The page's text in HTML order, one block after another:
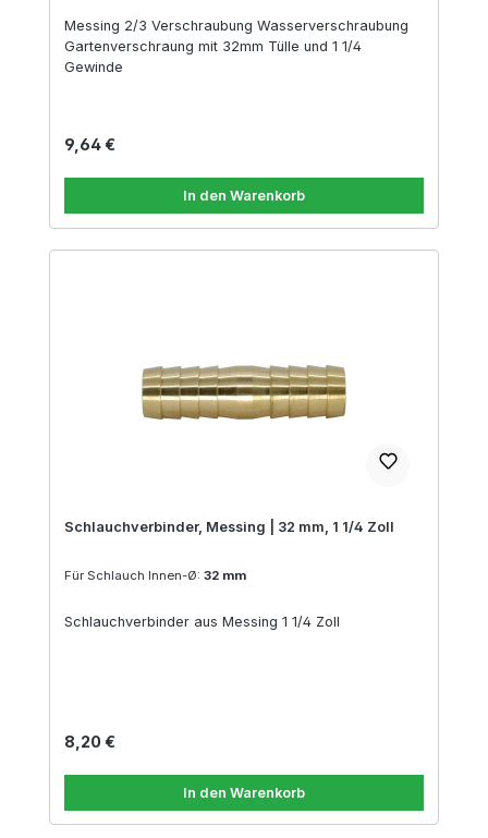
Messing 2/3 Verschraubung Wasserverschraubung
Gartenverschraung mit 32mm Tülle und 1 1/4
Gewinde
Regulärer Preis:
9,64 €
In den Warenkorb
Schlauchverbinder, Messing | 32 mm, 1 1/4 Zoll
Für Schlauch Innen-Ø: 32 mm
Schlauchverbinder aus Messing 1 1/4 Zoll
Regulärer Preis:
8,20 €
In den Warenkorb